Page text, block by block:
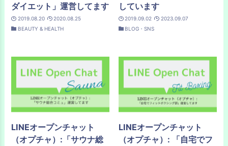
ダイエット」運営してます
2019.08.20
2020.08.25
BEAUTY & HEALTH
しています
2019.09.02
2023.09.07
BLOG・SNS
LINEオープンチャット
（オプチャ）:「サウナ総
LINEオープンチャット
（オプチャ）: 「自宅でフ